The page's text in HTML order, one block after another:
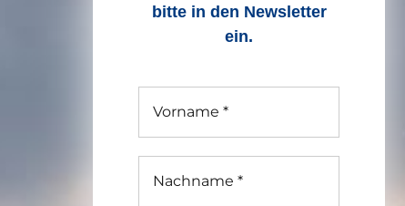
bitte in den Newsletter
ein.